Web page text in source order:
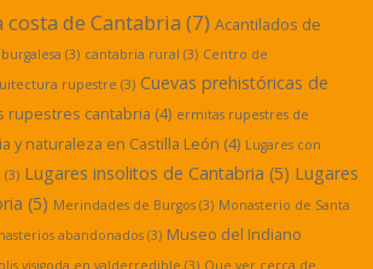
de Cantabria (7) Acantilados de
(3) cantabria rural (3) Centro de
rupestre (3) Cuevas prehistóricas de
rupestres cantabria (4) ermitas rupestres de
y naturaleza en Castilla León (4) Lugares con
(3) Lugares insolitos de Cantabria (5) Lugares
(5) Merindades de Burgos (3) Monasterio de Santa
abandonados (3) Museo del Indiano
visigoda en valderredible (3) Que ver cerca de